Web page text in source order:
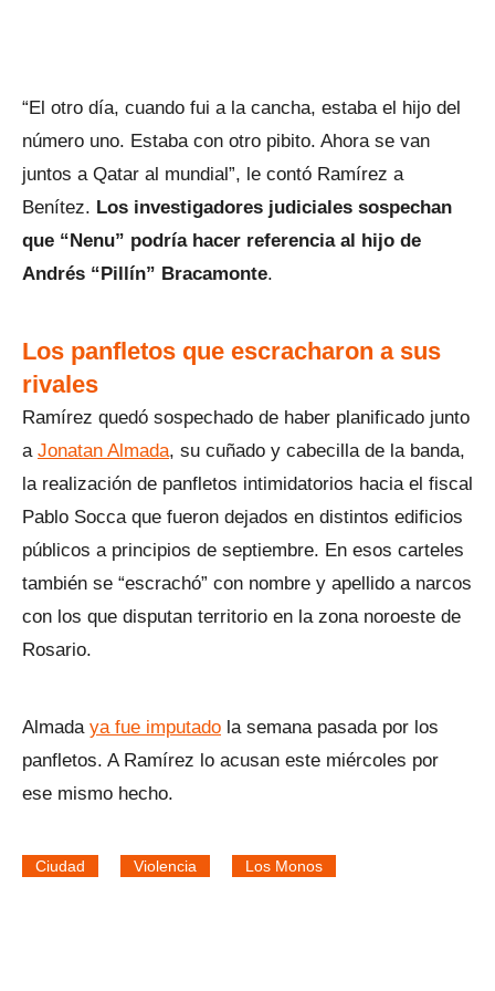
“El otro día, cuando fui a la cancha, estaba el hijo del
número uno. Estaba con otro pibito. Ahora se van
juntos a Qatar al mundial”, le contó Ramírez a
Benítez. Los investigadores judiciales sospechan
que “Nenu” podría hacer referencia al hijo de
Andrés “Pillín” Bracamonte.
Los panfletos que escracharon a sus
rivales
Ramírez quedó sospechado de haber planificado junto
a Jonatan Almada, su cuñado y cabecilla de la banda,
la realización de panfletos intimidatorios hacia el fiscal
Pablo Socca que fueron dejados en distintos edificios
públicos a principios de septiembre. En esos carteles
también se “escrachó” con nombre y apellido a narcos
con los que disputan territorio en la zona noroeste de
Rosario.
Almada ya fue imputado la semana pasada por los
panfletos. A Ramírez lo acusan este miércoles por
ese mismo hecho.
Ciudad Violencia Los Monos